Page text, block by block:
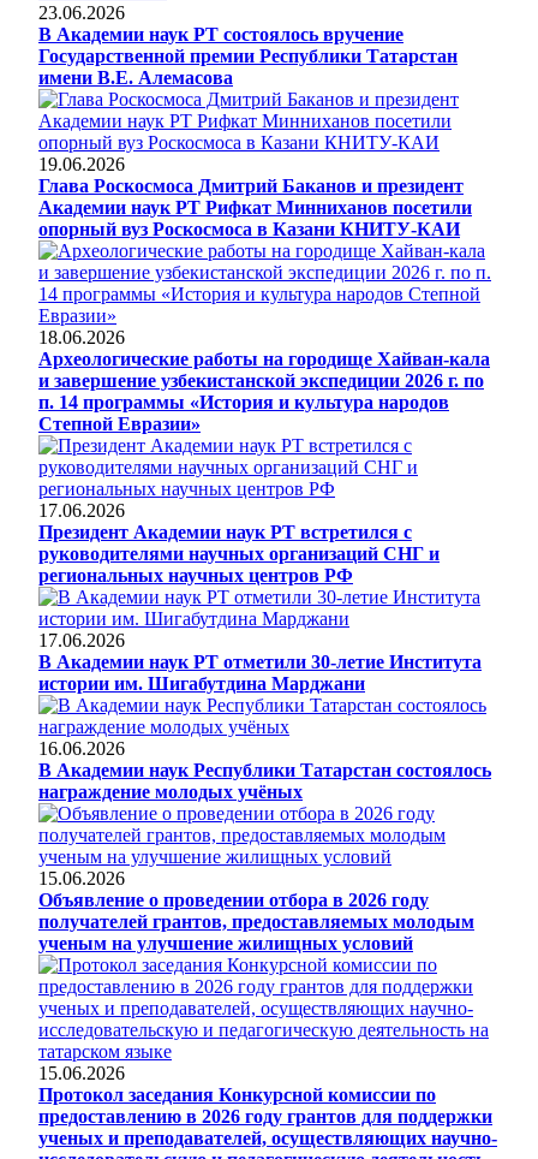
23.06.2026
В Академии наук РТ состоялось вручение
Государственной премии Республики Татарстан
имени В.Е. Алемасова
19.06.2026
Глава Роскосмоса Дмитрий Баканов и президент
Академии наук РТ Рифкат Минниханов посетили
опорный вуз Роскосмоса в Казани КНИТУ-КАИ
18.06.2026
Археологические работы на городище Хайван-кала
и завершение узбекистанской экспедиции 2026 г. по
п. 14 программы «История и культура народов
Степной Евразии»
17.06.2026
Президент Академии наук РТ встретился с
руководителями научных организаций СНГ и
региональных научных центров РФ
17.06.2026
В Академии наук РТ отметили 30-летие Института
истории им. Шигабутдина Марджани
16.06.2026
В Академии наук Республики Татарстан состоялось
награждение молодых учёных
15.06.2026
Объявление о проведении отбора в 2026 году
получателей грантов, предоставляемых молодым
ученым на улучшение жилищных условий
15.06.2026
Протокол заседания Конкурсной комиссии по
предоставлению в 2026 году грантов для поддержки
ученых и преподавателей, осуществляющих научно-